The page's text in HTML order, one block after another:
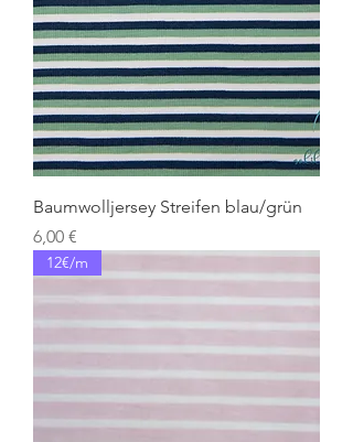
Baumwolljersey Streifen blau/grün
Preis
6,00 €
12€/m